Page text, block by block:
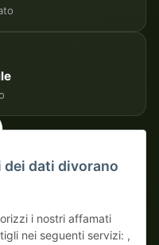
dati divorano
i nostri affamati
nei seguenti servizi: ,